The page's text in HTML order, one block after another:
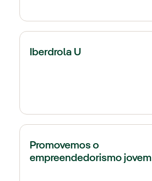
Iberdrola U
Promovemos o
empreendedorismo jovem